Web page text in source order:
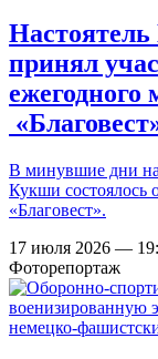
принял
ежегодного
В минувшие дни на
Кукши состоялось
«Благовест».
17 июля 2026 —
Фоторепортаж